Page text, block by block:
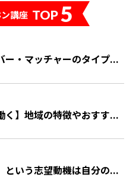
講座 TOP5
ー・マッチャーのタイプ...
く】地域の特徴やおすす...
という志望動機は自分の...